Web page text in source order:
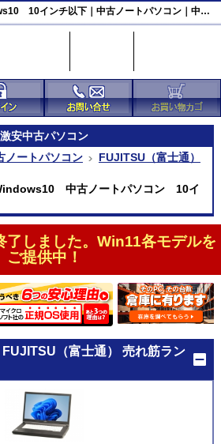
FUJITSU（富士通） Windows10 10インチ以下｜中古ノートパソコン｜中古パソコン直販
激安中古パソコン
ノートパソコン
FUJITSU（富士通）
中古ノートパソコン 10イ
了しました。Win11各モデルを
ご提供中！
FUJITSU（富士通） 売れ筋ラン